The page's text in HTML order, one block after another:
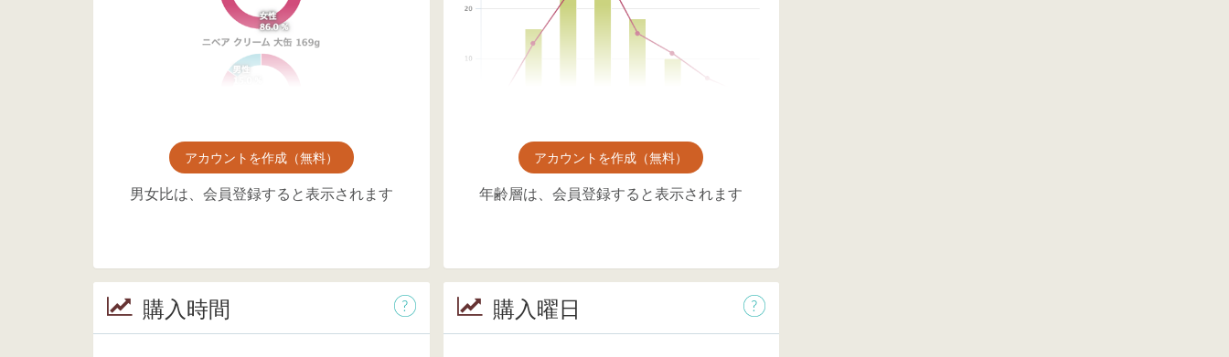
アカウントを作成（無料）
男女比は、会員登録すると表示されます
アカウントを作成（無料）
年齢層は、会員登録すると表示されます
購入時間 購入曜日